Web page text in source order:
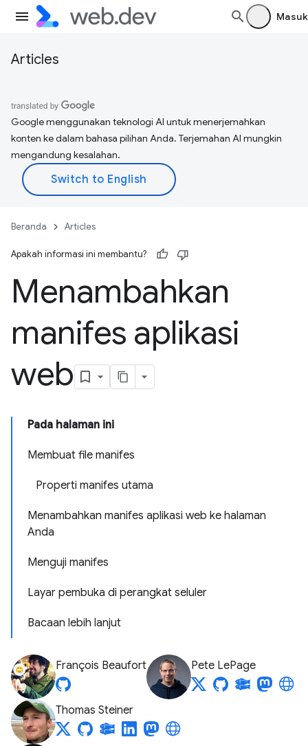
Masuk
Articles
Google menggunakan teknologi AI untuk menerjemahkan
konten ke dalam bahasa pilihan Anda. Terjemahan AI mungkin
mengandung kesalahan.
Beranda Articles
Apakah informasi ini membantu?
Menambahkan
manifes aplikasi
web
Pada halaman ini
Membuat file manifes
Properti manifes utama
Menambahkan manifes aplikasi web ke halaman
Anda
Menguji manifes
Layar pembuka di perangkat seluler
Bacaan lebih lanjut
François Beaufort Pete LePage
Thomas Steiner